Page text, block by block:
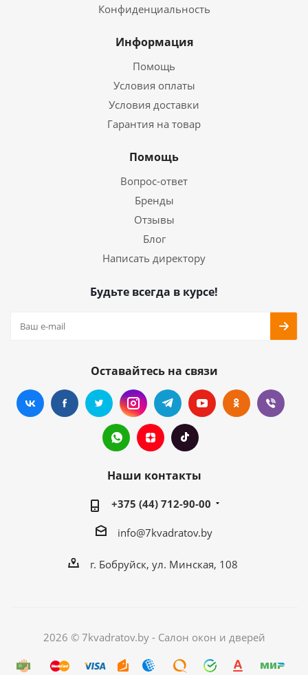
Конфиденциальность
Информация
Помощь
Условия оплаты
Условия доставки
Гарантия на товар
Помощь
Вопрос-ответ
Бренды
Отзывы
Блог
Написать директору
Будьте всегда в курсе!
Оставайтесь на связи
Наши контакты
+375 (44) 712-90-00
info@7kvadratov.by
г. Бобруйск, ул. Минская, 108
2026 © 7kvadratov.by - Салон окон и дверей